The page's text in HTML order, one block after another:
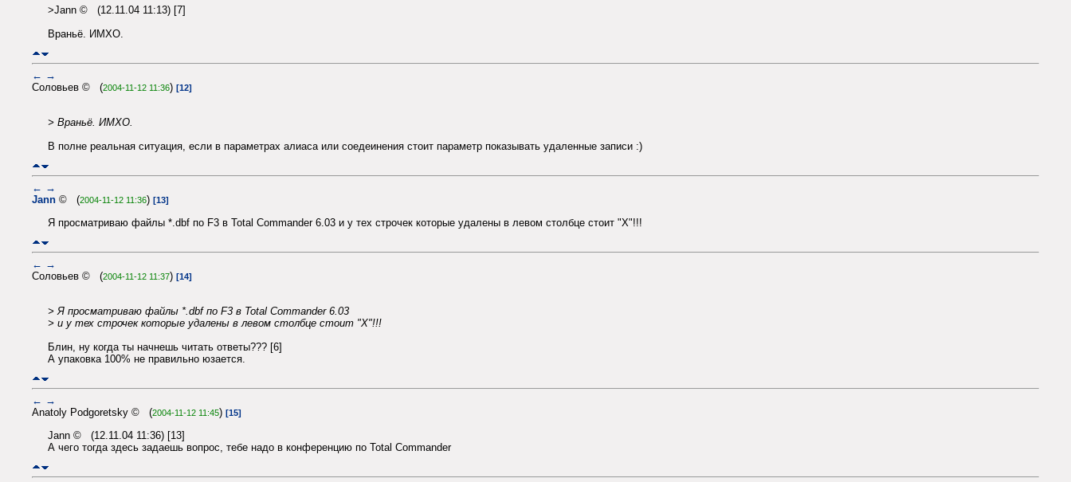
>Jann © (12.11.04 11:13) [7]
Враньё. ИМХО.
← →
Соловьев © (2004-11-12 11:36) [12]
> Враньё. ИМХО.
В полне реальная ситуация, если в параметрах алиаса или соедеинения стоит параметр показывать удаленные записи :)
← →
Jann © (2004-11-12 11:36) [13]
Я просматриваю файлы *.dbf по F3 в Total Commander 6.03 и у тех строчек которые удалены в левом столбце стоит "Х"!!!
← →
Соловьев © (2004-11-12 11:37) [14]
> Я просматриваю файлы *.dbf по F3 в Total Commander 6.03
> и у тех строчек которые удалены в левом столбце стоит "Х"!!!
Блин, ну когда ты начнешь читать ответы??? [6]
А упаковка 100% не правильно юзается.
← →
Anatoly Podgoretsky © (2004-11-12 11:45) [15]
Jann © (12.11.04 11:36) [13]
А чего тогда здесь задаешь вопрос, тебе надо в конференцию по Total Commander